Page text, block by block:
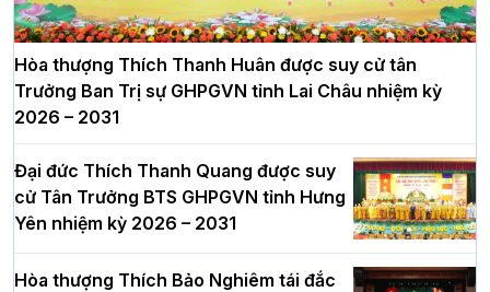
Hòa thượng Thích Thanh Huân được suy cử tân
Trưởng Ban Trị sự GHPGVN tỉnh Lai Châu nhiệm kỳ
2026 – 2031
Đại đức Thích Thanh Quang được suy
cử Tân Trưởng BTS GHPGVN tỉnh Hưng
Yên nhiệm kỳ 2026 – 2031
Hòa thượng Thích Bảo Nghiêm tái đắc